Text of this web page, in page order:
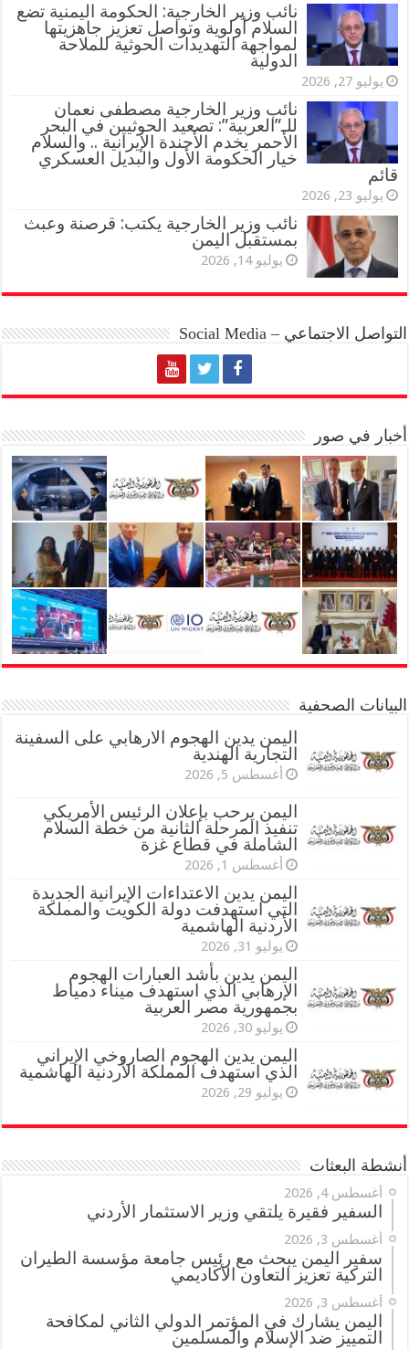
نائب وزير الخارجية: الحكومة اليمنية تضع
السلام أولوية وتواصل تعزيز جاهزيتها
لمواجهة التهديدات الحوثية للملاحة
الدولية
يوليو 27, 2026
نائب وزير الخارجية مصطفى نعمان
للـ”العربية”: تصعيد الحوثيين في البحر
الأحمر يخدم الأجندة الإيرانية .. والسلام
خيار الحكومة الأول والبديل العسكري
قائم
يوليو 23, 2026
نائب وزير الخارجية يكتب: قرصنة وعبث
بمستقبل اليمن
يوليو 14, 2026
التواصل الاجتماعي – Social Media
أخبار في صور
البيانات الصحفية
اليمن يدين الهجوم الارهابي على السفينة
التجارية الهندية
أغسطس 5, 2026
اليمن يرحب بإعلان الرئيس الأمريكي
تنفيذ المرحلة الثانية من خطة السلام
الشاملة في قطاع غزة
أغسطس 1, 2026
اليمن يدين الاعتداءات الإيرانية الجديدة
التي استهدفت دولة الكويت والمملكة
الأردنية الهاشمية
يوليو 31, 2026
اليمن يدين بأشد العبارات الهجوم
الإرهابي الذي استهدف ميناء دمياط
بجمهورية مصر العربية
يوليو 30, 2026
اليمن يدين الهجوم الصاروخي الإيراني
الذي استهدف المملكة الأردنية الهاشمية
يوليو 29, 2026
أنشطة البعثات
أغسطس 4, 2026
السفير فقيرة يلتقي وزير الاستثمار الأردني
أغسطس 3, 2026
سفير اليمن يبحث مع رئيس جامعة مؤسسة الطيران
التركية تعزيز التعاون الأكاديمي
أغسطس 3, 2026
اليمن يشارك في المؤتمر الدولي الثاني لمكافحة
التمييز ضد الإسلام والمسلمين